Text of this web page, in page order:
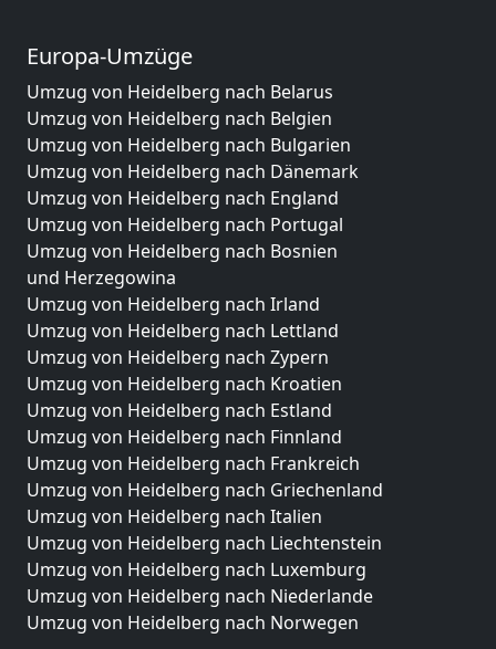
Europa-Umzüge
Umzug von Heidelberg nach Belarus
Umzug von Heidelberg nach Belgien
Umzug von Heidelberg nach Bulgarien
Umzug von Heidelberg nach Dänemark
Umzug von Heidelberg nach England
Umzug von Heidelberg nach Portugal
Umzug von Heidelberg nach Bosnien
und Herzegowina
Umzug von Heidelberg nach Irland
Umzug von Heidelberg nach Lettland
Umzug von Heidelberg nach Zypern
Umzug von Heidelberg nach Kroatien
Umzug von Heidelberg nach Estland
Umzug von Heidelberg nach Finnland
Umzug von Heidelberg nach Frankreich
Umzug von Heidelberg nach Griechenland
Umzug von Heidelberg nach Italien
Umzug von Heidelberg nach Liechtenstein
Umzug von Heidelberg nach Luxemburg
Umzug von Heidelberg nach Niederlande
Umzug von Heidelberg nach Norwegen